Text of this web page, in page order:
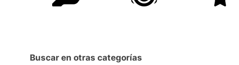
Buscar en otras categorías